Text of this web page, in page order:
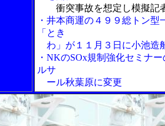
衝突事故を想定し模擬記
・井本商運の４９９総トン
「とき
わ」が１１月３日に小池造
・NKのSOx規制強化セミナ
ルサ
ール秋葉原に変更